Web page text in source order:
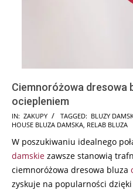
Ciemnoróżowa dresowa
ociepleniem
2024-
08-
06
IN: ZAKUPY TAGGED: BLUZY
HOUSE BLUZA DAMSKA RELAB BLUZA
W poszukiwaniu idealnego
damskie zawsze stanowią
ciemnoróżowa dresowa bluza
zyskuje na popularności